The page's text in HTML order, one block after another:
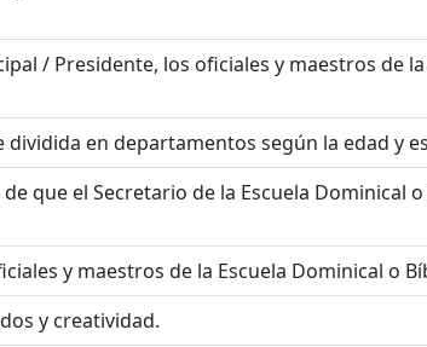
/ Presidente, los oficiales y maestros de la
en departamentos según la edad y
que el Secretario de la Escuela Dominical
y maestros de la Escuela Dominical o
y creatividad.